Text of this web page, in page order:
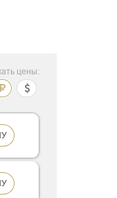
цены: